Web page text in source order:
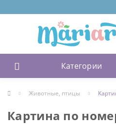
Категории
Животные, птицы
Картина по